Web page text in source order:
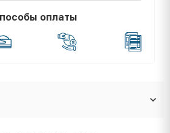
оплаты